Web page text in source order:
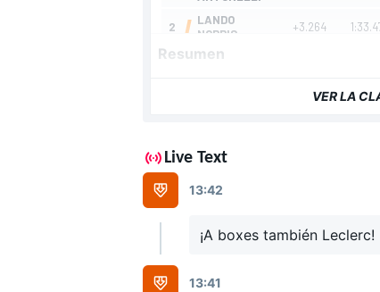
Resumen
VER LA
Live Text
13:42
¡A boxes también Leclerc!
13:41